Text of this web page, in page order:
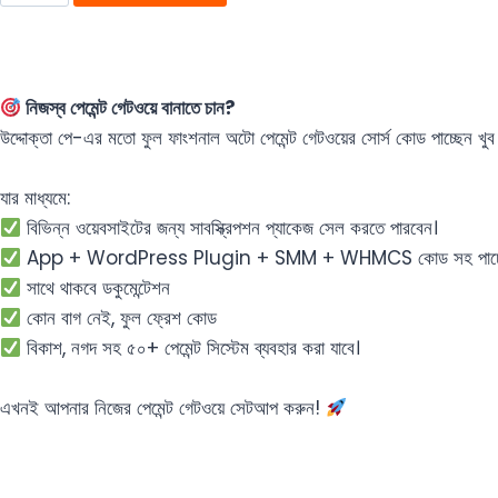
নিজস্ব পেমেন্ট গেটওয়ে বানাতে চান?
‎উদ্দোক্তা পে-এর মতো ফুল ফাংশনাল অটো পেমেন্ট গেটওয়ের সোর্স কোড পাচ্ছেন
‎যার মাধ্যমে:
বিভিন্ন ওয়েবসাইটের জন্য সাবস্ক্রিপশন প্যাকেজ সেল করতে পারবেন।
App + WordPress Plugin + SMM + WHMCS কোড সহ
সাথে থাকবে ডকুমেন্টেশন
কোন বাগ নেই, ফুল ফ্রেশ কোড
বিকাশ, নগদ সহ ৫০+ পেমেন্ট সিস্টেম ব্যবহার করা যাবে।
‎এখনই আপনার নিজের পেমেন্ট গেটওয়ে সেটআপ করুন!